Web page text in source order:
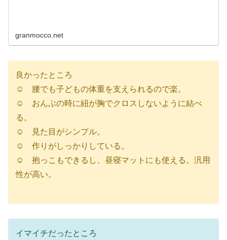
granmocco.net
良かったところ
☺︎ 腰でも子どもの体重を支えられるので楽。
☺︎ おんぶの時に紐が胸でクロスしないように結べ
る。
☺︎ 見た目がシンプル。
☺︎ 作りがしっかりしている。
☺︎ 抱っこもできるし、昼寝マットにも使える。汎用
性が高い。
イマイチだったところ